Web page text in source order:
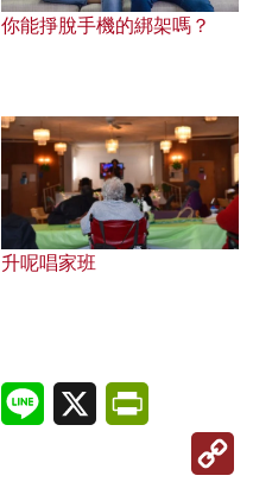
你能掙脫手機的綁架嗎？
升呢唱家班
LinkedInLine X